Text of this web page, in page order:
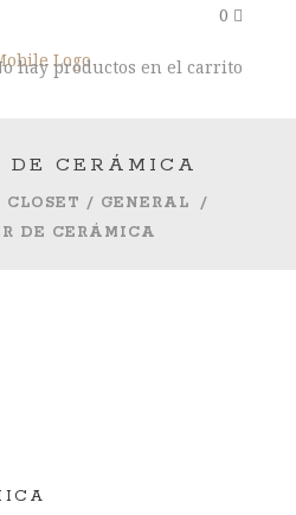
0
hay productos en el carrito
DE CERÁMICA
CLOSET / GENERAL
/
DE CERÁMICA